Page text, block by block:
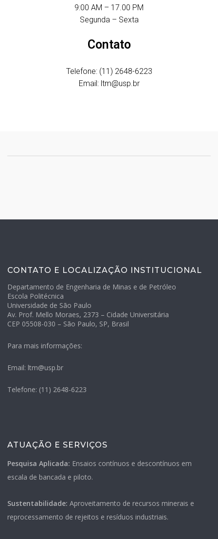
9:00 AM – 17.00 PM
Segunda – Sexta
Contato
Telefone: (11) 2648-6223
Email: ltm@usp.br
CONTATO E LOCALIZAÇÃO INSTITUCIONAL
Departamento de Engenharia de Minas e de Petróleo
Escola Politécnica
Universidade de São Paulo
Av. Prof. Mello Moraes, 2373 – Cidade Universitária
CEP 05508-030 – São Paulo, SP, Brasil
Para mais informações:
Email: ltm@usp.br
Telefone: (11) 2648-6223
ATUAÇÃO E SERVIÇOS
Pesquisa Aplicada: Ensaios contínuos e descontínuos em
escala de bancada e piloto.
Sustentabilidade: Aproveitamento de recursos minerais e
reprocessamento de rejeitos e resíduos industriais.